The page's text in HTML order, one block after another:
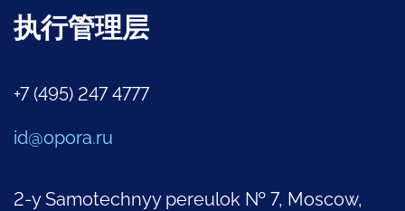
执行管理层
+7 (495) 247 4777
id@opora.ru
2-y Samotechnyy pereulok № 7, Moscow,